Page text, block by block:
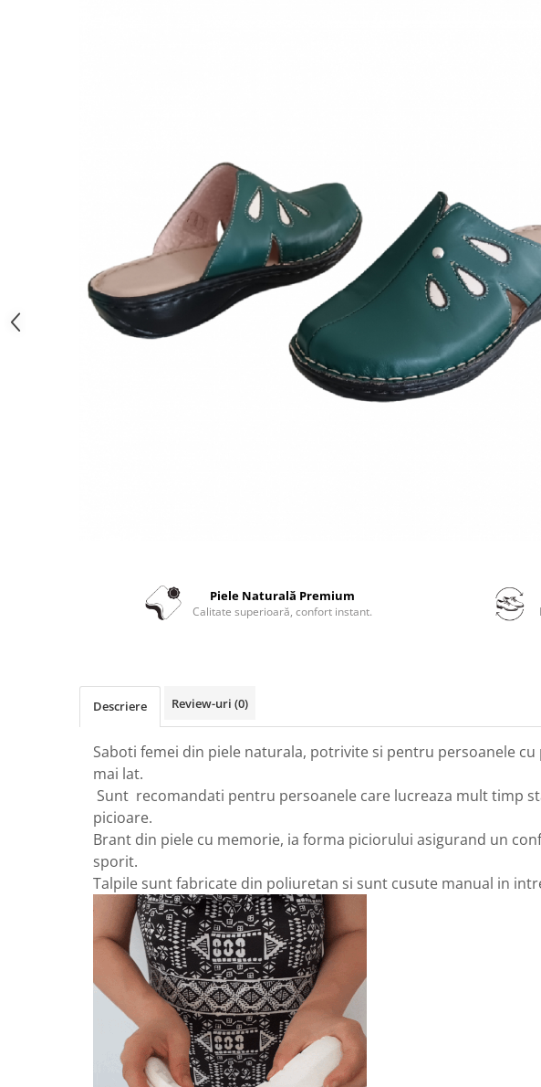
Piele Naturală Premium
Calitate superioară, confort instant.
Descriere Review-uri (0)
Saboti femei din piele naturala, potrivite si pentru persoanele cu
mai lat.
Sunt recomandati pentru persoanele care lucreaza mult timp
picioare.
Brant din piele cu memorie, ia forma piciorului asigurand un
sporit.
Talpile sunt fabricate din poliuretan si sunt cusute manual in